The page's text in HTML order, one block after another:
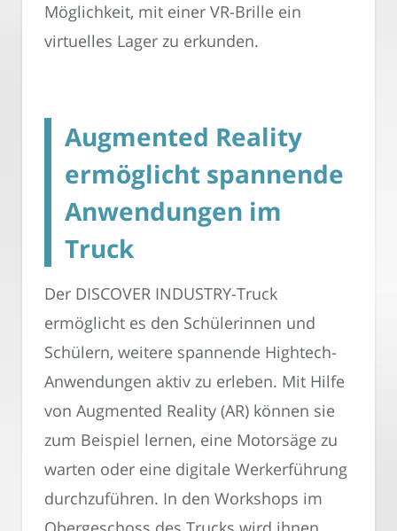
Möglichkeit, mit einer VR-Brille ein
virtuelles Lager zu erkunden.
Augmented Reality
ermöglicht spannende
Anwendungen im
Truck
Der DISCOVER INDUSTRY-Truck
ermöglicht es den Schülerinnen und
Schülern, weitere spannende Hightech-
Anwendungen aktiv zu erleben. Mit Hilfe
von Augmented Reality (AR) können sie
zum Beispiel lernen, eine Motorsäge zu
warten oder eine digitale Werkerführung
durchzuführen. In den Workshops im